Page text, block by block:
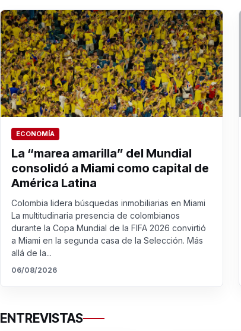
ECONOMÍA
La “marea amarilla” del Mundial
consolidó a Miami como capital de
América Latina
Colombia lidera búsquedas inmobiliarias en Miami
La multitudinaria presencia de colombianos
durante la Copa Mundial de la FIFA 2026 convirtió
a Miami en la segunda casa de la Selección. Más
allá de la...
06/08/2026
ENTREVISTAS